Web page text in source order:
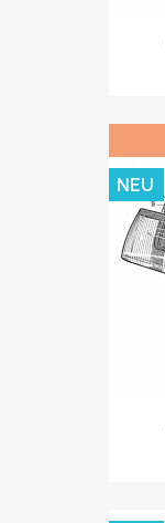
NEU